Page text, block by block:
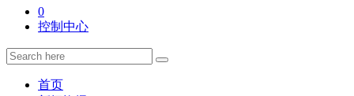
0
控制中心
首页